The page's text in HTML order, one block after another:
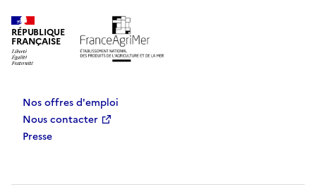
RÉPUBLIQUE
FRANÇAISE
Nos offres d'emploi
Nous contacter
Presse